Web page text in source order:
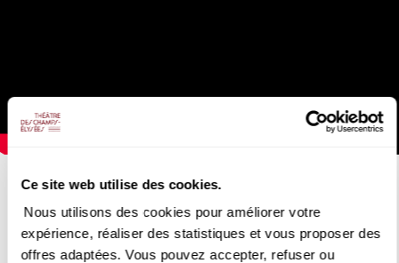
Ce site web utilise des cookies.
Nous utilisons des cookies pour améliorer votre
expérience, réaliser des statistiques et vous proposer des
offres adaptées. Vous pouvez accepter, refuser ou
LA SALIDA
04/05/2027